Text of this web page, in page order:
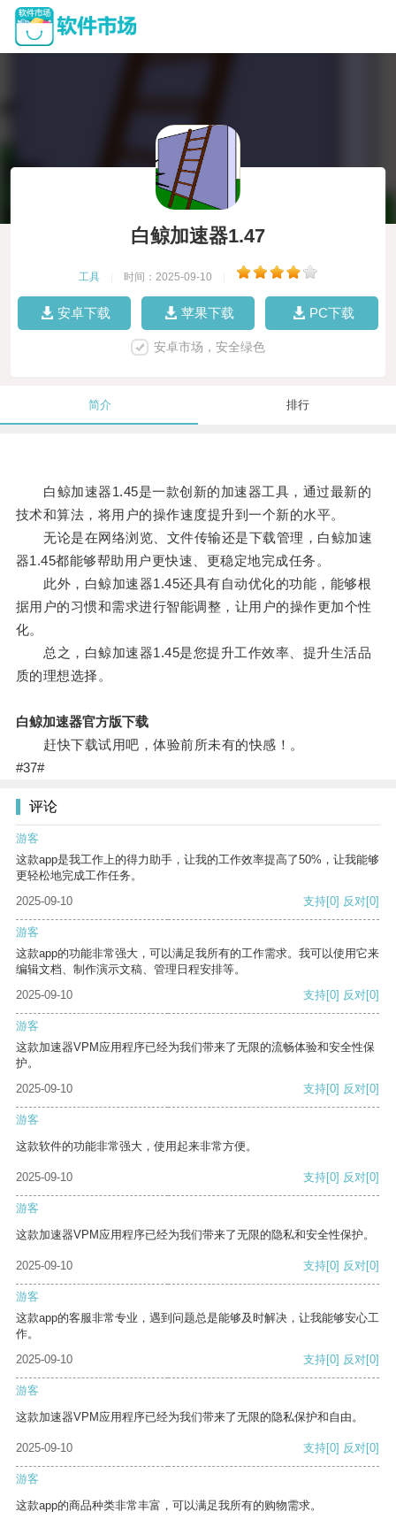
白鲸加速器1.47
工具 时间：2025-09-10
安卓下载 苹果下载 PC下载
安卓市场，安全绿色
简介 排行
白鲸加速器1.45是一款创新的加速器工具，通过最新的
技术和算法，将用户的操作速度提升到一个新的水平。
无论是在网络浏览、文件传输还是下载管理，白鲸加速
器1.45都能够帮助用户更快速、更稳定地完成任务。
此外，白鲸加速器1.45还具有自动优化的功能，能够根
据用户的习惯和需求进行智能调整，让用户的操作更加个性
化。
总之，白鲸加速器1.45是您提升工作效率、提升生活品
质的理想选择。
白鲸加速器官方版下载
赶快下载试用吧，体验前所未有的快感！。
#37#
评论
游客
这款app是我工作上的得力助手，让我的工作效率提高了50%，让我能够
更轻松地完成工作任务。
2025-09-10
支持[0] 反对[0]
游客
这款app的功能非常强大，可以满足我所有的工作需求。我可以使用它来
编辑文档、制作演示文稿、管理日程安排等。
2025-09-10
支持[0] 反对[0]
游客
这款加速器VPM应用程序已经为我们带来了无限的流畅体验和安全性保
护。
2025-09-10
支持[0] 反对[0]
游客
这款软件的功能非常强大，使用起来非常方便。
2025-09-10 支持[0] 反对[0]
游客
这款加速器VPM应用程序已经为我们带来了无限的隐私和安全性保护。
2025-09-10 支持[0] 反对[0]
游客
这款app的客服非常专业，遇到问题总是能够及时解决，让我能够安心工
作。
2025-09-10
支持[0] 反对[0]
游客
这款加速器VPM应用程序已经为我们带来了无限的隐私保护和自由。
2025-09-10 支持[0] 反对[0]
游客
这款app的商品种类非常丰富，可以满足我所有的购物需求。